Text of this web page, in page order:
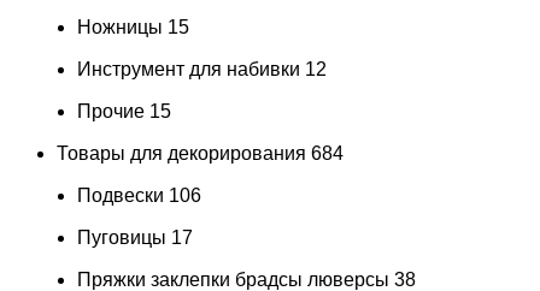
Ножницы 15
Инструмент для набивки 12
Прочие 15
Товары для декорирования 684
Подвески 106
Пуговицы 17
Пряжки заклепки брадсы люверсы 38